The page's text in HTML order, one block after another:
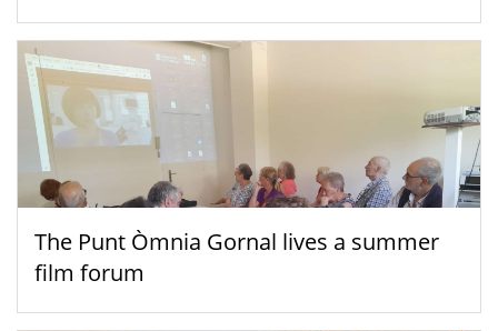
The Punt Òmnia Gornal lives a summer
film forum